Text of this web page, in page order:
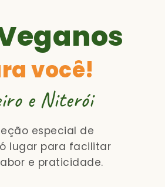
você!
e Niterói
especial de
lugar para facilitar
e praticidade.